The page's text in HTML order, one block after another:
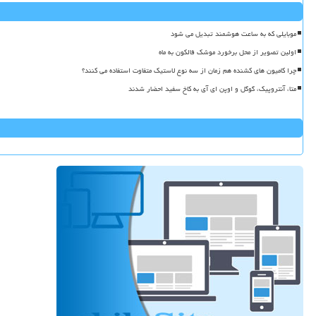
موبایلی که به ساعت هوشمند تبدیل می شود
اولین تصویر از محل برخورد موشک فالکون به ماه
چرا کامیون های کشنده هم زمان از سه نوع لاستیک متفاوت استفاده می کنند؟
متا، آنتروپیک، گوگل و اوپن ای آی به کاخ سفید احضار شدند